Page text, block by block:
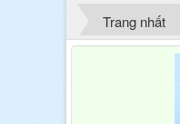
Trang nhất